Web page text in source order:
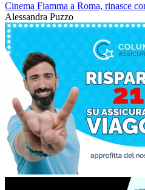
Cinema Fiamma a Roma, rinasce
Alessandra Puzzo